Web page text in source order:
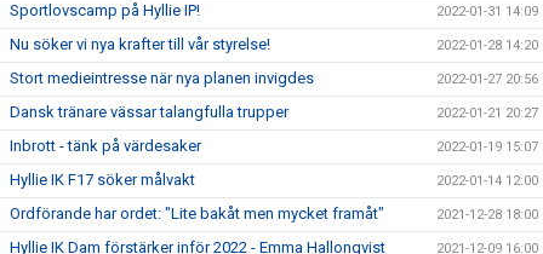
Sportlovscamp på Hyllie IP! 2022-01-31 14:09
Nu söker vi nya krafter till vår styrelse! 2022-01-28 14:20
Stort medieintresse när nya planen invigdes 2022-01-27 20:56
Dansk tränare vässar talangfulla trupper 2022-01-21 20:27
Inbrott - tänk på värdesaker 2022-01-19 15:07
Hyllie IK F17 söker målvakt 2022-01-14 12:00
Ordförande har ordet: "Lite bakåt men mycket framåt" 2021-12-28 18:00
Hyllie IK Dam förstärker inför 2022 - Emma Hallonqvist 2021-12-09 16:00